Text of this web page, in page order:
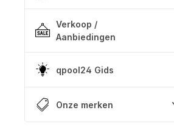
Verkoop /
Aanbiedingen
qpool24 Gids
Onze merken